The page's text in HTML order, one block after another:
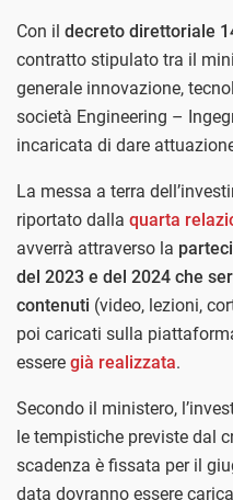
Con il decreto direttoriale
contratto stipulato tra il
generale innovazione,
società Engineering –
incaricata di dare
La messa a terra
riportato dalla quarta
avverrà attraverso la
del 2023 e del 2024 che
contenuti (video, lezioni,
poi caricati sulla
essere già realizzata.
Secondo il ministero,
le tempistiche previste dal
scadenza è fissata per il
data dovranno essere